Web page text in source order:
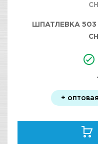
ШПАТЛЕВКА 503
+